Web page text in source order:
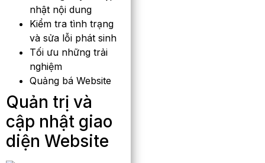
nhật nội dung
Kiểm tra tình trạng
và sửa lỗi phát sinh
Tối ưu những trải
nghiệm
Quảng bá Website
Quản trị và
cập nhật giao
diện Website